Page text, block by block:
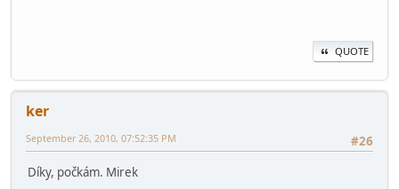
QUOTE
ker
#26
September 26, 2010, 07:52:35 PM
Díky, počkám. Mirek